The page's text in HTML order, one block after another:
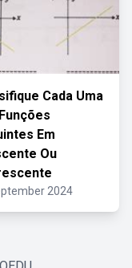
Cada Uma
Em
Ou
2024